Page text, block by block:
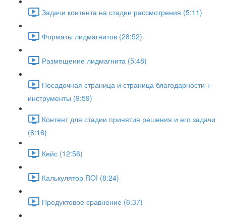
Задачи контента на стадии рассмотрения (5:11)
Форматы лидмагнитов (28:52)
Размещение лидмагнита (5:48)
Посадочная страница и страница благодарности +
инструменты (9:59)
Контент для стадии принятия решения и его задачи
(6:16)
Кейс (12:56)
Калькулятор ROI (8:24)
Продуктовое сравнение (6:37)